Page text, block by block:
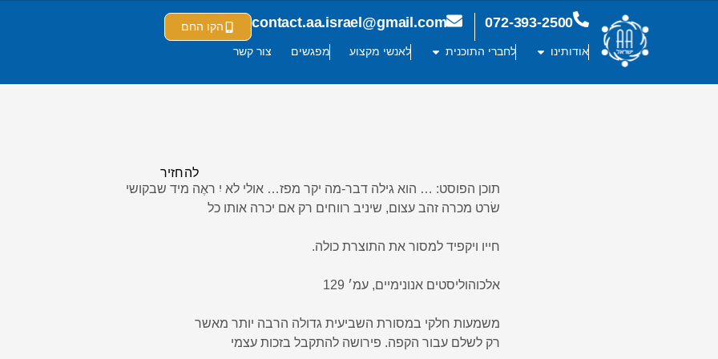
072-393-2500
contact.aa.israel@gmail.com
הקו החם
אודותינו
לחברי התוכנית לאנשי מקצוע מפגשים צור קשר
להחזיר
תוכן הפוסט: … הוא גילה דבר-מה יקר מפז… אולי לא יִ ראֶה מיד שבקושי
שׂרט מכרה זהב עצום, שיניב רווחים רק אם יכרה אותו כל
חייו ויקפיד למסור את התוצרת כולה.
אלכוהוליסטים אנונימיים, עמ׳ 129
משמעות חלקי במסורת השביעית גדולה הרבה יותר מאשר
רק לשלם עבור הקפה. פירושה להתקבל בזכות עצמי